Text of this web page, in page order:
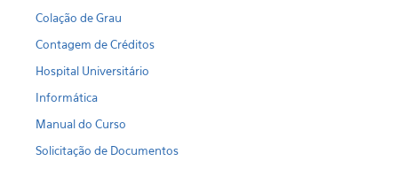
Colação de Grau
Contagem de Créditos
Hospital Universitário
Informática
Manual do Curso
Solicitação de Documentos